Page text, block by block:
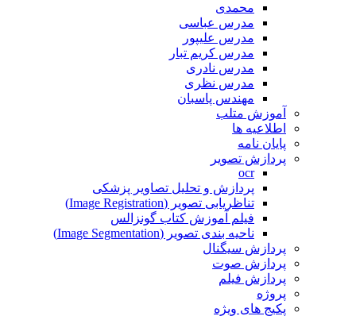
محمدی
مدرس عباسی
مدرس علیپور
مدرس کریم تبار
مدرس نادری
مدرس نظری
مهندس پاسبان
آموزش متلب
اطلاعیه ها
پایان نامه
پردازش تصویر
ocr
پردازش و تحلیل تصاویر پزشکی
تناظریابی تصویر (Image Registration)
فیلم آموزش کتاب گونزالس
ناحیه بندی تصویر (Image Segmentation)
پردازش سیگنال
پردازش صوت
پردازش فیلم
پروژه
پکیج های ویژه